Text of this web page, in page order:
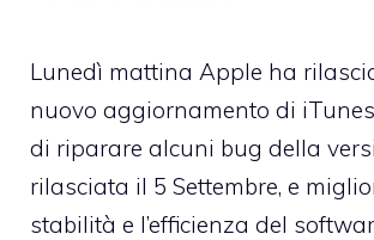
Lunedì mattina Apple ha
nuovo aggiornamento di iTunes.
di riparare alcuni bug della
rilasciata il 5 Settembre, e
stabilità e l’efficienza del